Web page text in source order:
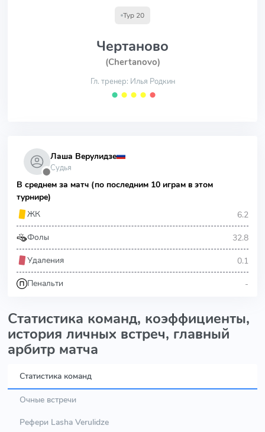
Тур 20
Чертаново
(Chertanovo)
Гл. тренер: Илья Родкин
⬤ ⬤ ⬤ ⬤ ⬤
⬤
Лаша Верулидзе
Судья
В среднем за матч (по последним 10 играм в этом
турнире)
ЖК
6.2
Фолы 32.8
Удаления 0.1
Пенальти -
Статистика команд, коэффициенты,
история личных встреч, главный
арбитр матча
Статистика команд
Очные встречи
Рефери Lasha Verulidze